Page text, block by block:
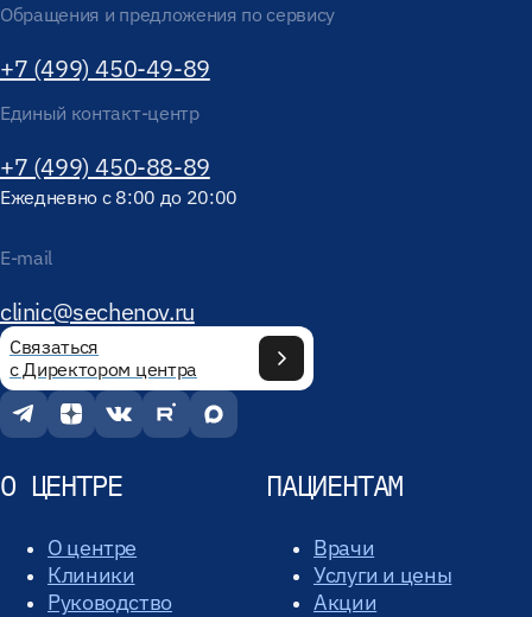
Обращения и предложения по сервису
+7 (499) 450-49-89
Единый контакт-центр
+7 (499) 450-88-89
Ежедневно с 8:00 до 20:00
E-mail
clinic@sechenov.ru
Связаться
с Директором центра
О ЦЕНТРЕ
О центре
Клиники
Руководство
ПАЦИЕНТАМ
Врачи
Услуги и цены
Акции